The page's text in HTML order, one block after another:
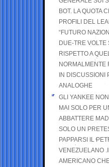
BOT. LA QUOTA
PROFILI DEL
“FUTURO
DUE-TRE VOLTE
RISPETTO A
NORMALMENTE
IN DISCUSSIONI
ANALOGHE
GLI YANKEE
MAI SOLO PER
ABBATTERE
SOLO UN
PAPPARSI IL
VENEZUELANO
AMERICANO